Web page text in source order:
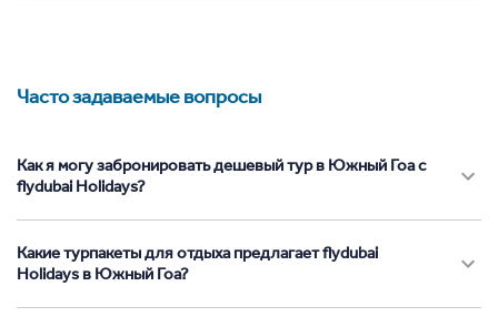
Часто задаваемые вопросы
Как я могу забронировать дешевый тур в Южный Гоа с
flydubai Holidays?
Какие турпакеты для отдыха предлагает flydubai
Holidays в Южный Гоа?